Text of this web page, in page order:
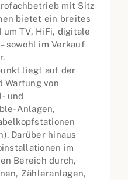
mit Sitz
bietet ein breites
TV, HiFi, digitale
sowohl im Verkauf
liegt auf der
Wartung von
und
Anlagen,
Darüber hinaus
im
Bereich durch,
Zähleranlagen,